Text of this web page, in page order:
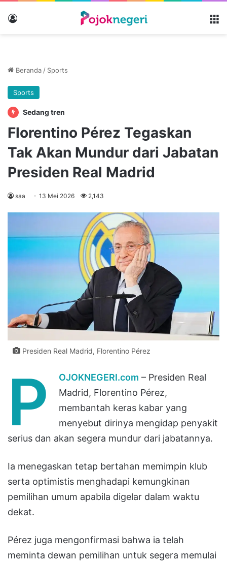
Beranda / Sports
Sports
Sedang tren
Florentino Pérez Tegaskan
Tak Akan Mundur dari Jabatan
Presiden Real Madrid
saa 13 Mei 2026 2,143
Presiden Real Madrid, Florentino Pérez
P OJOKNEGERI.com – Presiden Real
Madrid, Florentino Pérez,
membantah keras kabar yang
menyebut dirinya mengidap penyakit
serius dan akan segera mundur dari jabatannya.
Ia menegaskan tetap bertahan memimpin klub
serta optimistis menghadapi kemungkinan
pemilihan umum apabila digelar dalam waktu
dekat.
Pérez juga mengonfirmasi bahwa ia telah
meminta dewan pemilihan untuk segera memulai